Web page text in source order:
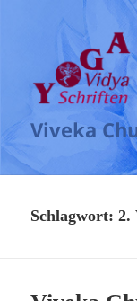
Viveka
Schlagwort:2.